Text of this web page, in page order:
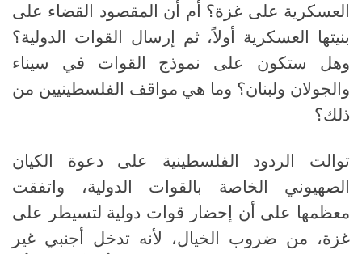
العسكرية على غزة؟ أم أن المقصود القضاء على
بنيتها العسكرية أولاً، ثم إرسال القوات الدولية؟
وهل ستكون على نموذج القوات في سيناء
والجولان ولبنان؟ وما هي مواقف الفلسطينيين من
ذلك؟
توالت الردود الفلسطينية على دعوة الكيان
الصهيوني الخاصة بالقوات الدولية، واتفقت
معظمها على أن إحضار قوات دولية لتسيطر على
غزة، من ضروب الخيال، لأنه تدخل أجنبي غير